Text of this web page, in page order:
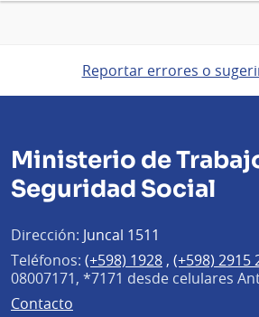
Reportar errores o
Ministerio de
Seguridad Social
Dirección: Juncal 1511
Teléfonos: (+598) 1928 , (+598) 2915
08007171, *7171 desde celulares
Contacto